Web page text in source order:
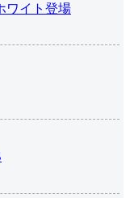
ワイト登場